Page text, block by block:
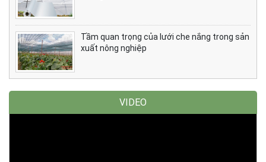
Tầm quan trọng của lưới che nắng trong sản
xuất nông nghiệp
VIDEO